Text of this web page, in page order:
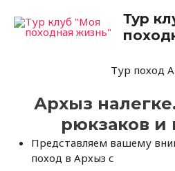
содержимому
Тур
Тур поход
Архыз
рюкзаков и
Представляем вашему
поход в Архыз с